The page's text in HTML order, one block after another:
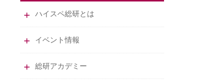
ハイスペ総研とは
イベント情報
総研アカデミー